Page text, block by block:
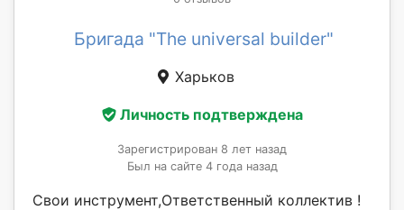
Бригада "The universal builder"
Харьков
Личность подтверждена
Зарегистрирован 8 лет назад
Был на сайте 4 года назад
Свои инструмент,Ответственный коллектив !